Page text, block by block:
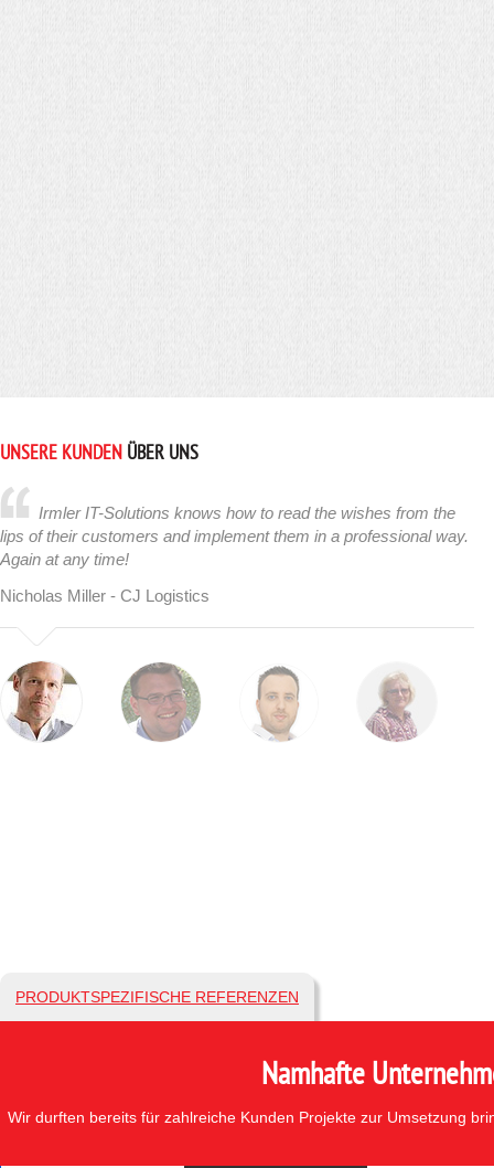
UNSERE KUNDEN ÜBER UNS
Irmler IT-Solutions knows how to read the wishes from the
lips of their customers and implement them in a professional way.
Again at any time!
Nicholas Miller - CJ Logistics
PRODUKTSPEZIFISCHE REFERENZEN
Namhafte
Wir durften bereits für zahlreiche Kunden Projekte zur Umsetzung